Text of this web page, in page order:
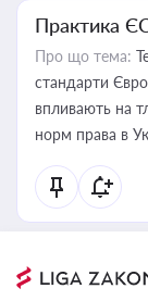
Практика
Про що тема:
стандарти
впливають на
норм права в